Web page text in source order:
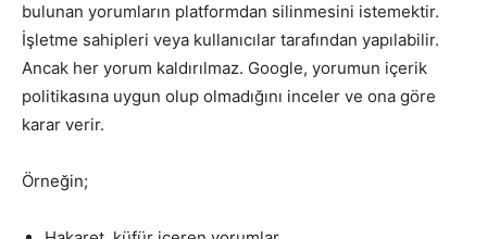
bulunan yorumların platformdan silinmesini istemektir.
İşletme sahipleri veya kullanıcılar tarafından yapılabilir.
Ancak her yorum kaldırılmaz. Google, yorumun içerik
politikasına uygun olup olmadığını inceler ve ona göre
karar verir.
Örneğin;